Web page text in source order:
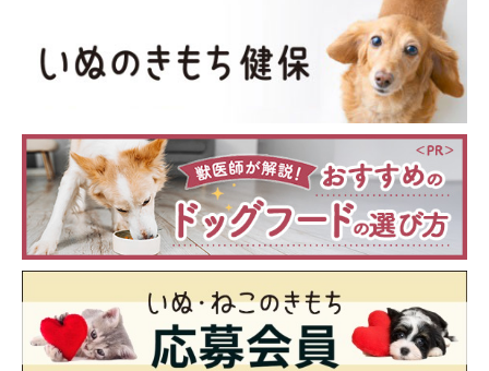
「たくさんスキンシップしてくれる人」に犬がなつきや
すい理由は？
――「たくさんスキンシップしてくれる人」では、どんな理由が
考えられますか？